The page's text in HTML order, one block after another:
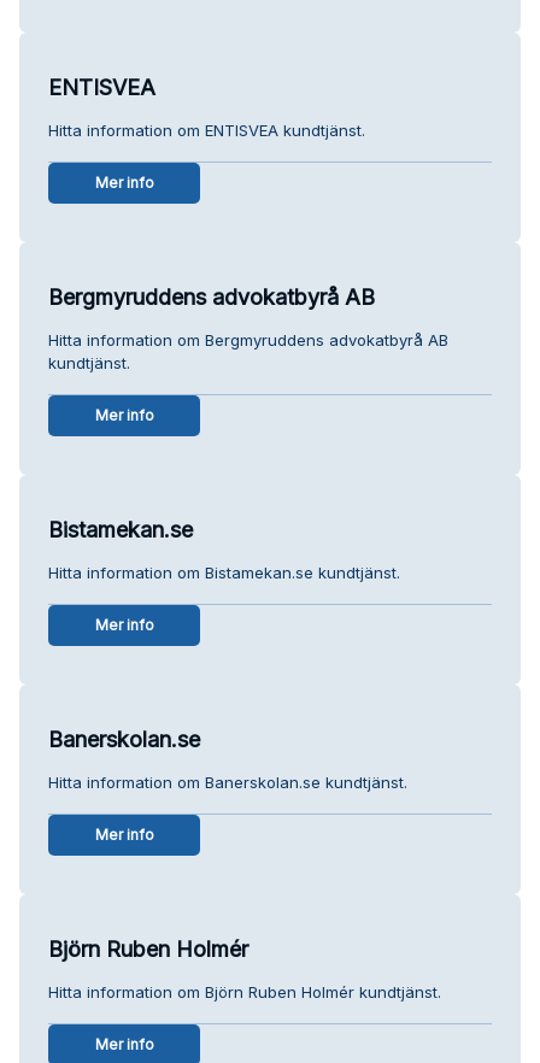
ENTISVEA
Hitta information om ENTISVEA kundtjänst.
Mer info
Bergmyruddens advokatbyrå AB
Hitta information om Bergmyruddens advokatbyrå AB
kundtjänst.
Mer info
Bistamekan.se
Hitta information om Bistamekan.se kundtjänst.
Mer info
Banerskolan.se
Hitta information om Banerskolan.se kundtjänst.
Mer info
Björn Ruben Holmér
Hitta information om Björn Ruben Holmér kundtjänst.
Mer info